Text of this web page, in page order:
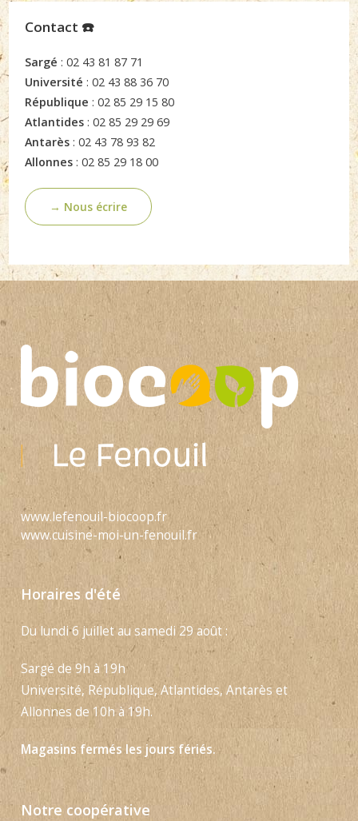
Contact ☎️
Sargé : 02 43 81 87 71
Université : 02 43 88 36 70
République : 02 85 29 15 80
Atlantides : 02 85 29 29 69
Antarès : 02 43 78 93 82
Allonnes : 02 85 29 18 00
→ Nous écrire
www.lefenouil-biocoop.fr
www.cuisine-moi-un-fenouil.fr
Horaires d'été
Du lundi 6 juillet au samedi 29 août :
Sargé de 9h à 19h
Université, République, Atlantides, Antarès et
Allonnes de 10h à 19h.
Magasins fermés les jours fériés.
Notre coopérative